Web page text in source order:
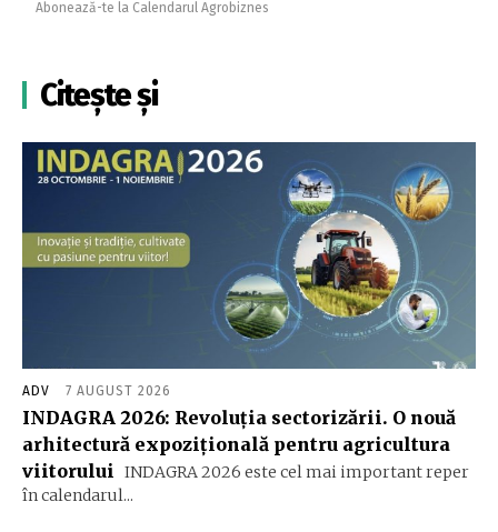
Abonează-te la Calendarul Agrobiznes
Citește și
ADV 7 AUGUST 2026
INDAGRA 2026: Revoluția sectorizării. O nouă
arhitectură expozițională pentru agricultura
viitorului
INDAGRA 2026 este cel mai important reper
în calendarul...